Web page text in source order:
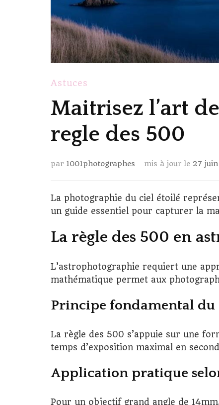
Astuces
Maitrisez l’art
regle des 500
par 1001photographes mis à jour le 27
La photographie du ciel étoilé
un guide essentiel pour capturer la
La règle des 500 en
L’astrophotographie requiert une
mathématique permet aux
Principe fondamental du
La règle des 500 s’appuie sur une
temps d’exposition maximal en
Application pratique
Pour un objectif grand angle de